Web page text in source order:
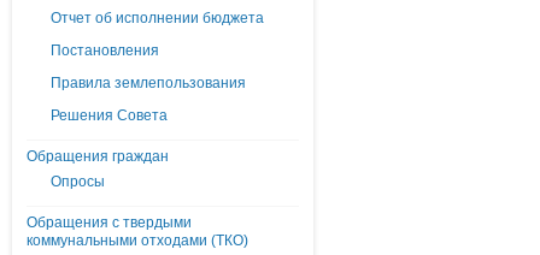
Отчет об исполнении бюджета
Постановления
Правила землепользования
Решения Совета
Обращения граждан
Опросы
Обращения с твердыми
коммунальными отходами (ТКО)